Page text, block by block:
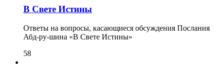
В Свете Истины
Ответы на вопросы, касающиеся обсуждения Послания
Абд-ру-шина «В Свете Истины»
58